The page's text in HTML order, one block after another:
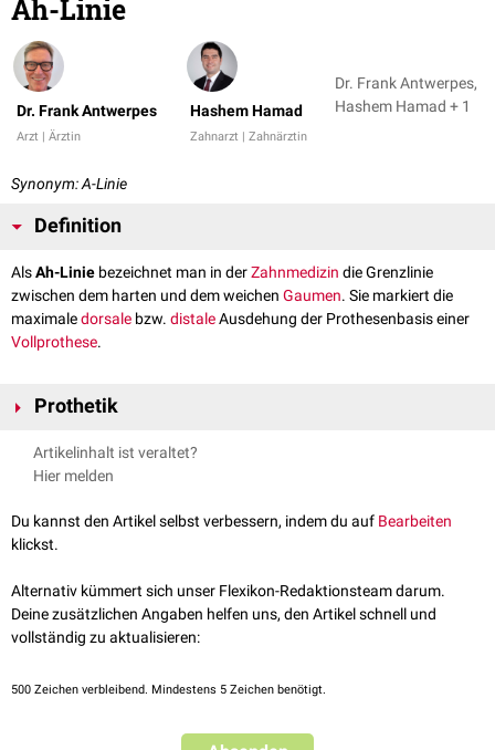
Ah-Linie
Dr. Frank Antwerpes
Arzt | Ärztin
Hashem Hamad
Zahnarzt | Zahnärztin
Dr. Frank Antwerpes,
Hashem Hamad + 1
Synonym: A-Linie
Definition
AlsAh-Linie bezeichnet man in derZahnmedizin die Grenzlinie
zwischen dem harten und dem weichen Gaumen. Sie markiert die
maximaledorsale bzw. distaleAusdehung der Prothesenbasis einer
Vollprothese.
Prothetik
Bei einem Funktionsabdruck
markiert, dass man sie mithilfe eines Fettstifts
Nasezu blasen. Durch die Anspannung des Gaumensegels
zeichnet sich
die Ah-Linie auf dem Funktionsabdruck ab.
eine Ventilwirkung zwischen Prothese und Mundschleimhaut eintritt.
Artikelinhalt ist veraltet?
Hier melden
Du kannst den Artikel selbst verbessern, indem du auf Bearbeiten
klickst.
Alternativ kümmert sich unser Flexikon-Redaktionsteam darum.
Deine zusätzlichen Angaben helfen uns, den Artikel schnell und
vollständig zu aktualisieren:
500 Zeichen verbleibend. Mindestens 5 Zeichen benötigt.